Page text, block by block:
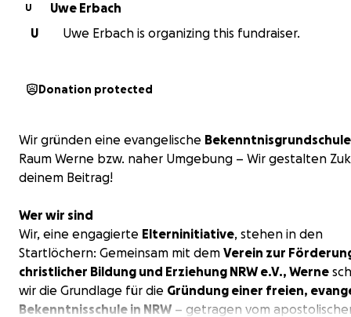
U
Uwe Erbach
U
Uwe Erbach is organizing this fundraiser.
Donation protected
Wir gründen eine evangelische Bekenntnisgrundschule
Raum Werne bzw. naher Umgebung – Wir gestalten
deinem Beitrag!
Wer wir sind
Wir, eine engagierte Elterninitiative, stehen in den
Startlöchern: Gemeinsam mit dem Verein zur
christlicher Bildung und Erziehung NRW e.V., Werne
wir die Grundlage für die Gründung einer freien,
Bekenntnisschule in NRW – getragen vom